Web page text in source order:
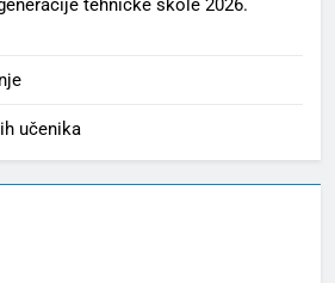
tehničke škole 2026.
učenika